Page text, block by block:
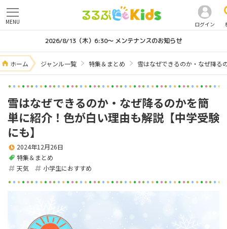
ログイン
MENU
2026/8/13（木）6:30～ メンテナンスのお知らせ
ホーム ジャンル一覧 特集＆まとめ 雪はなぜできるのか・なぜ降る
雪はなぜできるのか・なぜ降るのかを簡
単に紹介！色が白い理由も解説【中学受験
にも】
特集＆まとめ
2024年12月26日
天気 小学生におすすめ